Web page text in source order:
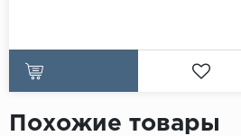
Похожие товары